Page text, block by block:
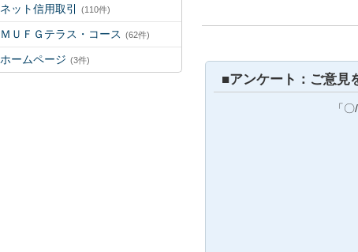
ネット信用取引 (110件)
ＭＵＦＧテラス・コース (62件)
ホームページ (3件)
■アンケート：ご意見
「